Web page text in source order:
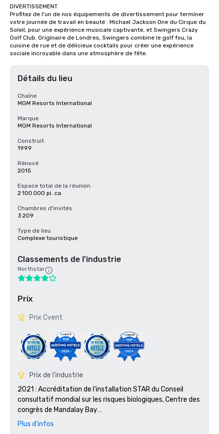
DIVERTISSEMENT
Profitez de l'un de nos équipements de divertissement pour terminer
votre journée de travail en beauté : Michael Jackson One du Cirque du
Soleil, pour une expérience musicale captivante, et Swingers Crazy
Golf Club. Originaire de Londres, Swingers combine le golf fou, la
cuisine de rue et de délicieux cocktails pour créer une expérience
sociale incroyable dans une atmosphère de fête.
Détails du lieu
Chaîne
MGM Resorts International
Marque
MGM Resorts International
Construit
1999
Rénové
2015
Espace total de la réunion
2 100 000 pi. ca.
Chambres d'invités
3 209
Type de lieu
Complexe touristique
Classements de l'industrie
Northstar
Prix
Prix Cvent
Prix de l'industrie
2021 : Accréditation de l'installation STAR du Conseil
consultatif mondial sur les risques biologiques, Centre des
congrès de Mandalay Bay
2018 : Prix Platinum Choice, Smart Meetings
Plus d'infos